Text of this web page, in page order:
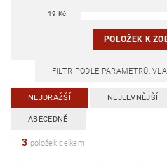
19 Kč
POLOŽEK K
FILTR PODLE PARAMETRŮ,
NEJDRAŽŠÍ NEJLEVNĚJŠÍ
ABECEDNĚ
3 položek celkem